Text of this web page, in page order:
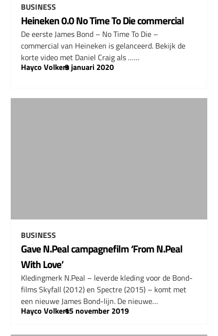
BUSINESS
Heineken 0.0 No Time To Die commercial
De eerste James Bond – No Time To Die –
commercial van Heineken is gelanceerd. Bekijk de
korte video met Daniel Craig als ……
Hayco Volkers
–
9 januari 2020
BUSINESS
Gave N.Peal campagnefilm ‘From N.Peal
With Love’
Kledingmerk N.Peal – leverde kleding voor de Bond-
films Skyfall (2012) en Spectre (2015) – komt met
een nieuwe James Bond-lijn. De nieuwe…
Hayco Volkers
–
15 november 2019